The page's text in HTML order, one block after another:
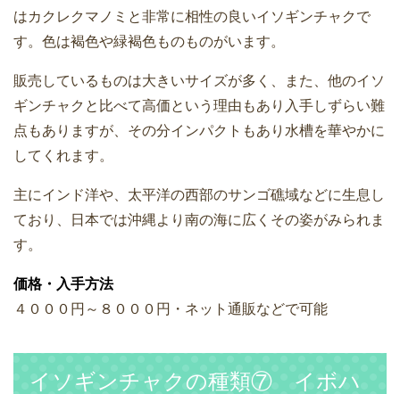
はカクレクマノミと非常に相性の良いイソギンチャクで
す。色は褐色や緑褐色ものものがいます。
販売しているものは大きいサイズが多く、また、他のイソ
ギンチャクと比べて高価という理由もあり入手しずらい難
点もありますが、その分インパクトもあり水槽を華やかに
してくれます。
主にインド洋や、太平洋の西部のサンゴ礁域などに生息し
ており、日本では沖縄より南の海に広くその姿がみられま
す。
価格・入手方法
４０００円～８０００円・ネット通販などで可能
イソギンチャクの種類⑦ イボハ